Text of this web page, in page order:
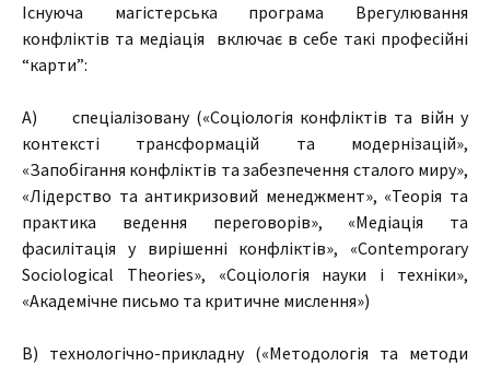
Існуюча магістерська програма Врегулювання
конфліктів та медіація включає в себе такі професійні
“карти”:
А) спеціалізовану («Соціологія конфліктів та війн у
контексті трансформацій та модернізацій»,
«Запобігання конфліктів та забезпечення сталого миру»,
«Лідерство та антикризовий менеджмент», «Теорія та
практика ведення переговорів», «Медіація та
фасилітація у вирішенні конфліктів», «Contemporary
Sociological Theories», «Соціологія науки і техніки»,
«Академічне письмо та критичне мислення»)
B) технологічно-прикладну («Методологія та методи